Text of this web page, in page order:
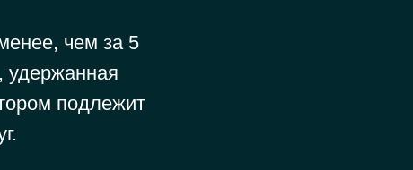
чем за 5
удержанная
подлежит